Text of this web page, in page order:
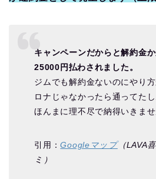
キャンペーンだからと解約金
25000円払わされました。
ジムでも解約金ないのにやり
ロナじゃなかったら通ってたし
ほんまに理不尽で納得いきませ
引用：Googleマップ（LAVA
ミ）